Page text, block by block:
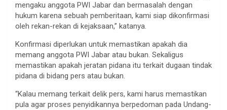
mengaku anggota PWI Jabar dan bermasalah dengan
hukum karena sebuah pemberitaan, kami siap dikonfirmasi
oleh rekan-rekan di kejaksaan,” katanya.
Konfirmasi diperlukan untuk memastikan apakah dia
memang anggota PWI Jabar atau bukan. Sekaligus
memastikan apakah jeratan pidana itu terkait dugaan tindak
pidana di bidang pers atau bukan.
“Kalau memang terkait delik pers, kami harus memastikan
pula agar proses penyidikannya berpedoman pada Undang-